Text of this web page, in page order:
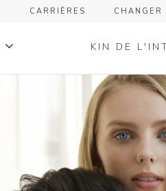
CARRIÈRES CHANGER
+ KINESSENCES COLOR
KIN DE
NOTRE
NOTRE
KIN DANS LE